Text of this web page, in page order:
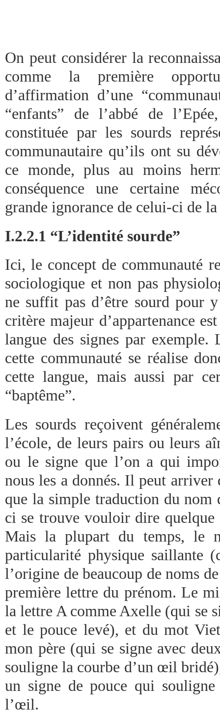
On peut considérer la
comme la première
d’affirmation d’une
“enfants” de l’abbé de
constituée par les sourds
communautaire qu’ils ont su
ce monde, plus au moins
conséquence une certaine
grande ignorance de celui-ci de
I.2.2.1 “L’identité sourde”
Ici, le concept de communauté
sociologique et non pas
ne suffit pas d’être sourd pour
critère majeur d’appartenance
langue des signes par exemple.
cette communauté se réalise
cette langue, mais aussi par
“baptême”.
Les sourds reçoivent
l’école, de leurs pairs ou leurs
ou le signe que l’on a qui
nous les a donnés. Il peut
que la simple traduction du
ci se trouve vouloir dire
Mais la plupart du temps, le
particularité physique saillante
l’origine de beaucoup de noms
première lettre du prénom. Le
la lettre A comme Axelle (qui se
et le pouce levé), et du mot
mon père (qui se signe avec
souligne la courbe d’un œil
un signe de pouce qui
l’œil.